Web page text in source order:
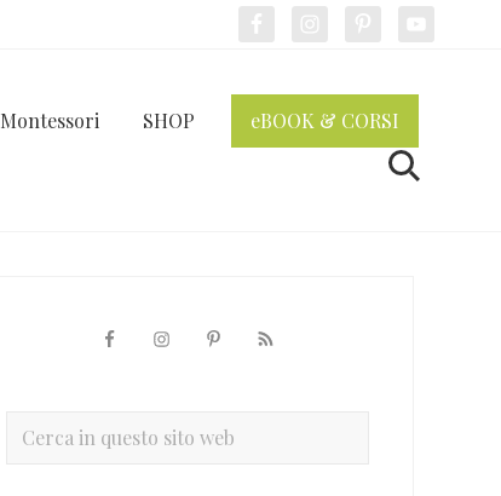
Montessori SHOP eBOOK & CORSI
Cerca
primaria
Cerca